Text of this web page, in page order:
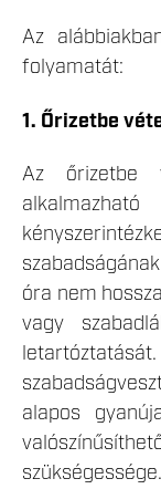
Az
folyamatát:
1. Őrizetbe
Az őrizetbe
óra nem
vagy
alapos